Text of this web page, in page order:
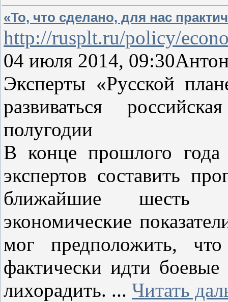
«То, что сделано, для нас
http://rusplt.ru/policy/
04 июля 2014,
Эксперты «Русской
развиваться
полугодии
В конце прошлого года
экспертов составить
ближайшие шесть
экономические
мог предположить,
фактически идти
лихорадить. ... Читать